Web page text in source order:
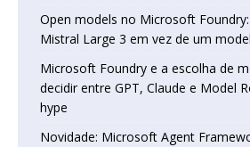
Open models no Microsoft
Mistral Large 3 em vez de um
Microsoft Foundry e a escolha de
decidir entre GPT, Claude e Model
hype
Novidade: Microsoft Agent